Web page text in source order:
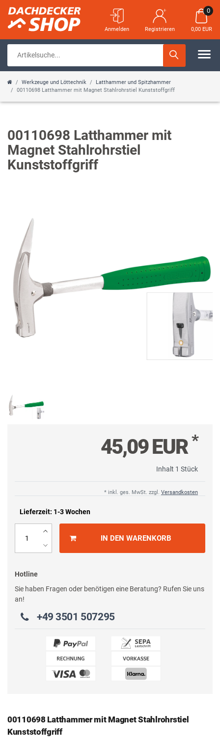
Anmelden Registrieren
0
0,00 EUR
Werkzeuge und Löttechnik
Latthammer und Spitzhammer
00110698 Latthammer mit Magnet Stahlrohrstiel Kunststoffgriff
00110698 Latthammer mit
Magnet Stahlrohrstiel
Kunststoffgriff
45,09 EUR*
Inhalt 1 Stück
* inkl. ges. MwSt. zzgl. Versandkosten
Lieferzeit: 1-3 Wochen
IN DEN WARENKORB
Hotline
Sie haben Fragen oder benötigen eine Beratung? Rufen Sie uns
an!
+49 3501 507295
00110698 Latthammer mit Magnet Stahlrohrstiel
Kunststoffgriff